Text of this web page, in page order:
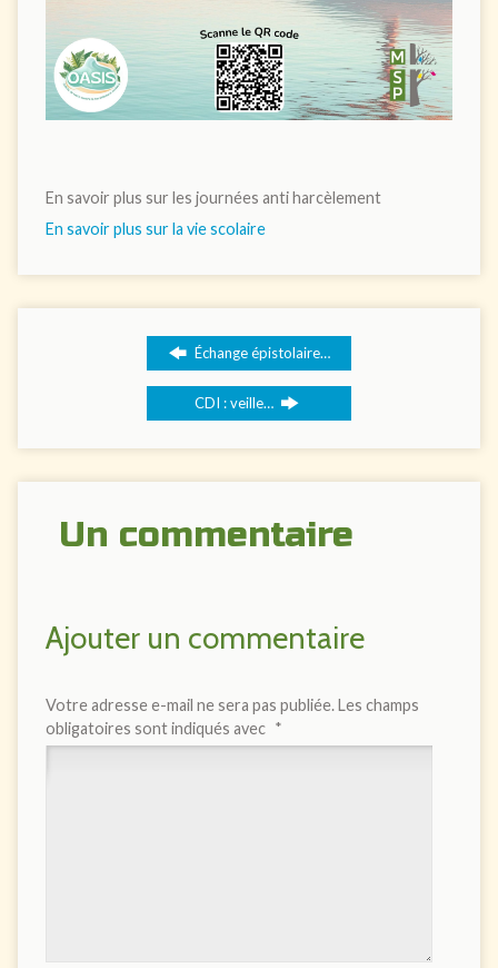
En savoir plus sur les journées anti harcèlement
En savoir plus sur la vie scolaire
Échange épistolaire…
CDI : veille…
Un commentaire
Ajouter un commentaire
Votre adresse e-mail ne sera pas publiée.Les champs
obligatoires sont indiqués avec *